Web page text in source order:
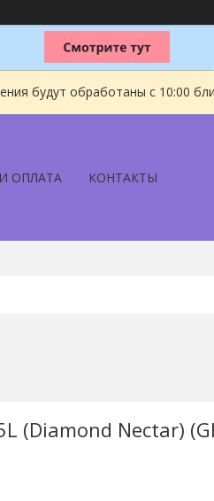
будут обработаны с 10:00
ОПЛАТА КОНТАКТЫ
(Diamond Nectar)